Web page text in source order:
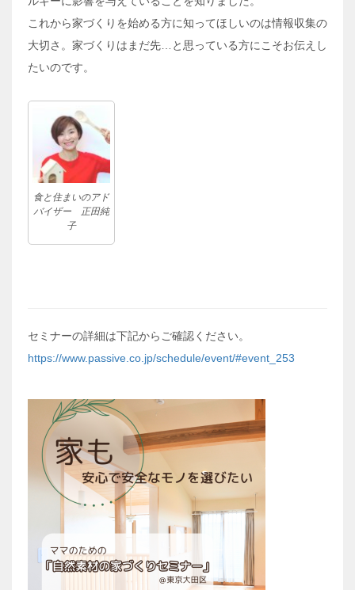
これから家づくりを始める方に知ってほしいのは情報収集の
大切さ。家づくりはまだ先…と思っている方にこそお伝えし
たいのです。
食と住まいのアド
バイザー 正田純
子
セミナーの詳細は下記からご確認ください。
https://www.passive.co.jp/schedule/event/#event_253